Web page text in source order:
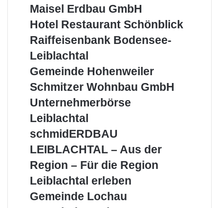
–
Leiblachtal
Maisel
GmbH
Maisel Erdbau GmbH
Hotel
Schönblick
Hotel Restaurant Schönblick
Raiffeisenbank
Leiblachtal
Raiffeisenbank Bodensee-
Leiblachtal
Gemeinde
Gemeinde Hohenweiler
Schmitzer
GmbH
Schmitzer Wohnbau GmbH
Unternehmerbörse
Unternehmerbörse
Leiblachtal
schmidERDBAU
–
Aus
Region
–
Für
schmidERDBAU
LEIBLACHTAL – Aus der
Region – Für die Region
Leiblachtal
Leiblachtal erleben
Gemeinde
Gemeinde Lochau